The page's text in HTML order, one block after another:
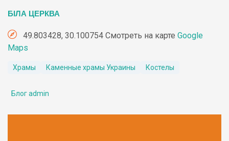
БІЛА ЦЕРКВА
49.803428, 30.100754 Смотреть на карте Google
Maps
Храмы Каменные храмы Украины Костелы
Блог admin